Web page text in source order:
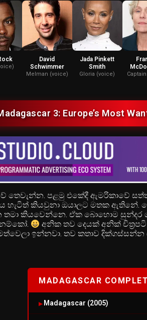
David
Schwimmer
Melman (voice)
Jada Pinkett
Smith
Gloria (voice)
3: Europe’s Most
තෙවැන්න. පළමු එකේදී ඇමරිකාවේ
හැටිත් කියවුනා ඔයාලට මතක
කියවෙන්නෙ. ඒක බොහොම සුන්දර
අනික තව දෙයක් අනික්
ඉන්නවා. තව කතාව
MADAGASCAR
Madagascar (2005)